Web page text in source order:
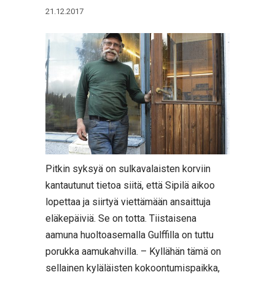
21.12.2017
Pitkin syksyä on sulkavalaisten korviin
kantautunut tietoa siitä, että Sipilä aikoo
lopettaa ja siirtyä viettämään ansaittuja
eläkepäiviä. Se on totta. Tiistaisena
aamuna huoltoasemalla Gulffilla on tuttu
porukka aamukahvilla. – Kyllähän tämä on
sellainen kyläläisten kokoontumispaikka,